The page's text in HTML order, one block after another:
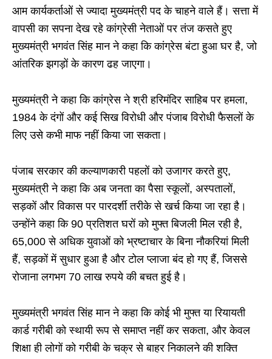
आम कार्यकर्ताओं से ज्यादा मुख्यमंत्री पद के चाहने वाले हैं। सत्ता में
वापसी का सपना देख रहे कांग्रेसी नेताओं पर तंज कसते हुए
मुख्यमंत्री भगवंत सिंह मान ने कहा कि कांग्रेस बंटा हुआ घर है, जो
आंतरिक झगड़ों के कारण ढह जाएगा।
मुख्यमंत्री ने कहा कि कांग्रेस ने श्री हरिमंदिर साहिब पर हमला,
1984 के दंगों और कई सिख विरोधी और पंजाब विरोधी फैसलों के
लिए उसे कभी माफ नहीं किया जा सकता।
पंजाब सरकार की कल्याणकारी पहलों को उजागर करते हुए,
मुख्यमंत्री ने कहा कि अब जनता का पैसा स्कूलों, अस्पतालों,
सड़कों और विकास पर पारदर्शी तरीके से खर्च किया जा रहा है।
उन्होंने कहा कि 90 प्रतिशत घरों को मुफ्त बिजली मिल रही है,
65,000 से अधिक युवाओं को भ्रष्टाचार के बिना नौकरियां मिली
हैं, सड़कों में सुधार हुआ है और टोल प्लाजा बंद हो गए हैं, जिससे
रोजाना लगभग 70 लाख रुपये की बचत हुई है।
मुख्यमंत्री भगवंत सिंह मान ने कहा कि कोई भी मुफ्त या रियायती
कार्ड गरीबी को स्थायी रूप से समाप्त नहीं कर सकता, और केवल
शिक्षा ही लोगों को गरीबी के चक्र से बाहर निकालने की शक्ति